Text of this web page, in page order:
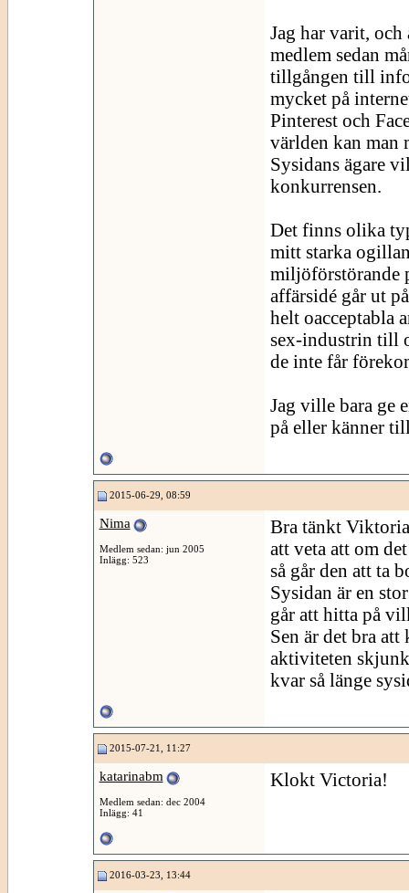
Jag har varit,
medlem sedan
tillgången till
mycket på
Pinterest och
världen kan man
Sysidans ägare
konkurrensen.
Det finns olika
mitt starka
miljöförstörande
affärsidé går ut
helt oacceptabla
sex-industrin till
de inte får
Jag ville bara ge
på eller känner
2015-06-29, 08:59
Nima
Medlem sedan: jun 2005
Inlägg: 523
Bra tänkt
att veta att om
så går den att ta
Sysidan är en
går att hitta på
Sen är det bra
aktiviteten
kvar så länge
2015-07-21, 11:27
katarinabm
Medlem sedan: dec 2004
Inlägg: 41
Klokt Victoria!
2016-03-23, 13:44